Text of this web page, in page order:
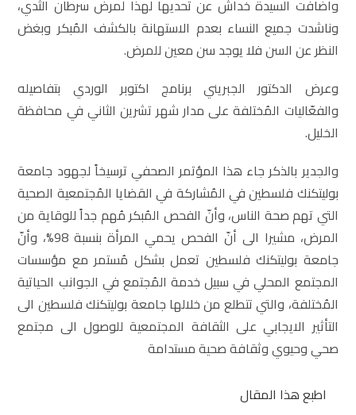
واضافت السيدة خداش عن تحديها لهذا لمرض سرطان الثدي،
وناشدت جميع النساء بعدم الاستهانة بالكشف المُبكر وبغض
النظر عن السن فلا يوجد سن معين للمرض.
وعرض الدكتور الجبريني برنامج اكتوبر الوردي بتفاصيله
والفعّاليات المُختلفة على مدار شهر تشرين الثاني في محافظة
الخليل.
والجدير بالذكر جاء هذا المؤتمر الصحفي ترسيخاً لجهود جامعة
بوليتكنك فلسطين في المُشاركة في القضايا المُجتمعية الصحية
التي تهم صحة الناس، وأنّ الفحص المُبكر مُهم جداً للوقاية من
المرض، مشيرا الى أنّ الفحص يحمي المرأة بنسبة 98%، وأنّ
جامعة بوليتكنك فلسطين تعمل بشكل مُستمر مع مؤسسات
المجتمع المحلي في سبيل خدمة المُجتمع في الجوانب الحياتية
المُختلفة، والتي تتطلع من خلالها جامعة بوليتكنك فلسطين الى
التأثير الايجابي على الثقافة المجتمعية للوصول الى مجتمع
صحي وحيوي وثقافة صحية مستدامة
اطبع هذا المقال